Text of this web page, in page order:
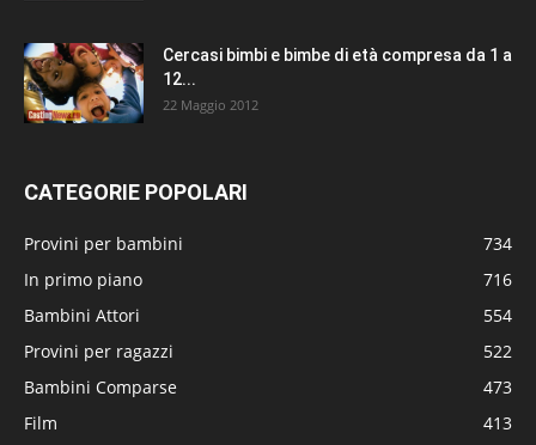
Cercasi bimbi e bimbe di età compresa da 1 a
12...
22 Maggio 2012
CATEGORIE POPOLARI
Provini per bambini
734
In primo piano
716
Bambini Attori
554
Provini per ragazzi
522
Bambini Comparse
473
Film
413